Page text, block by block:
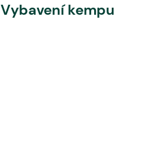
Vybavení kempu